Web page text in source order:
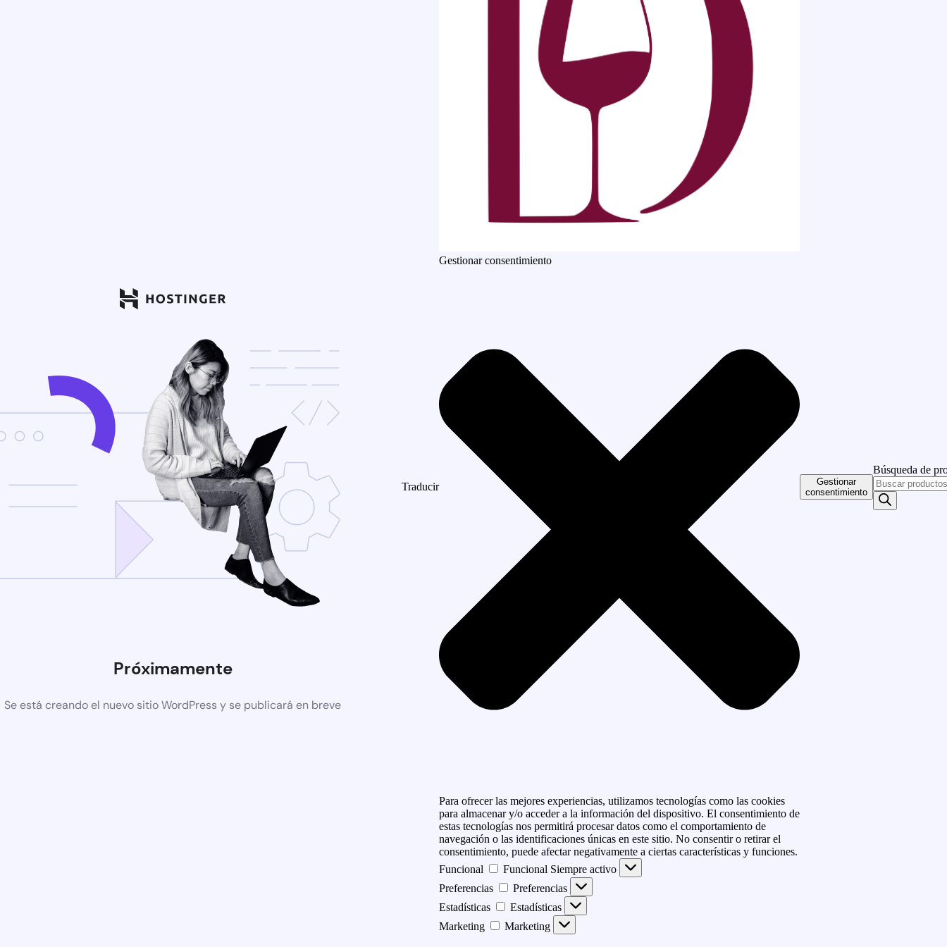
Próximamente
Se está creando el nuevo sitio WordPress y se publicará en breve
Traducir
Gestionar consentimiento
Para ofrecer las mejores experiencias, utilizamos tecnologías como las cookies
para almacenar y/o acceder a la información del dispositivo. El consentimiento de
estas tecnologías nos permitirá procesar datos como el comportamiento de
navegación o las identificaciones únicas en este sitio. No consentir o retirar el
consentimiento, puede afectar negativamente a ciertas características y funciones.
Funcional
Funcional Siempre activo
Preferencias
Preferencias
Estadísticas
Estadísticas
Marketing
Marketing
Gestionar
consentimiento
Búsqueda de